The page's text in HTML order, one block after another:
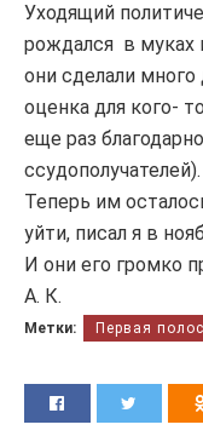
Уходящий
рождался в муках
они сделали много
оценка для кого-
еще раз
ссудополучателей).
Теперь им
уйти, писал я в
И они его громко
А. К.
Метки: Первая